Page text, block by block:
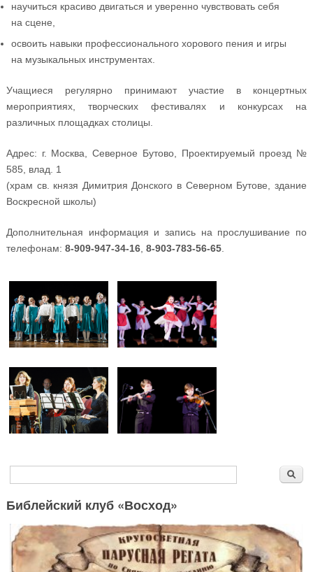
научиться красиво двигаться и уверенно чувствовать себя
на сцене,
освоить навыки профессионального хорового пения и игры
на музыкальных инструментах.
Учащиеся регулярно принимают участие в концертных
мероприятиях, творческих фестивалях и конкурсах на
различных площадках столицы.
Адрес: г. Москва, Северное Бутово, Проектируемый проезд №
585, влад. 1
(храм св. князя Димитрия Донского в Северном Бутове, здание
Воскресной школы)
Дополнительная информация и запись на прослушивание по
телефонам: 8-909-947-34-16, 8-903-783-56-65.
Форма поиска
Библейский клуб «Восход»